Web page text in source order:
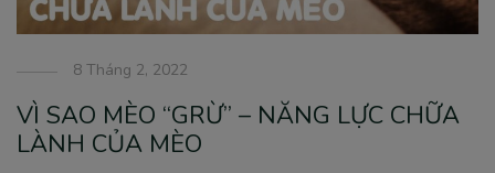
8 Tháng 2, 2022
VÌ SAO MÈO “GRỪ” – NĂNG LỰC CHỮA
LÀNH CỦA MÈO